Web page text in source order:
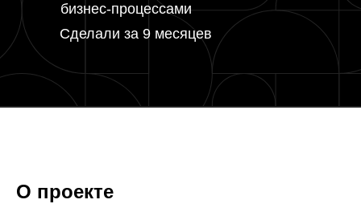
бизнес-процессами
Сделали за 9 месяцев
О проекте